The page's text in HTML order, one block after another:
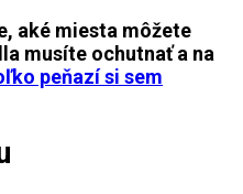
aké miesta môžete
musíte ochutnať a na
peňazí si sem